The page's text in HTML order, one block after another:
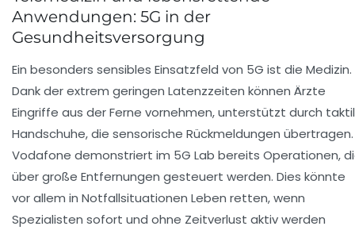
Anwendungen: 5G in der
Gesundheitsversorgung
Ein besonders sensibles Einsatzfeld von 5G ist die Medizin.
Dank der extrem geringen Latenzzeiten können Ärzte
Eingriffe aus der Ferne vornehmen, unterstützt durch
Handschuhe, die sensorische Rückmeldungen übertragen.
Vodafone demonstriert im 5G Lab bereits Operationen,
über große Entfernungen gesteuert werden. Dies könnte
vor allem in Notfallsituationen Leben retten, wenn
Spezialisten sofort und ohne Zeitverlust aktiv werden